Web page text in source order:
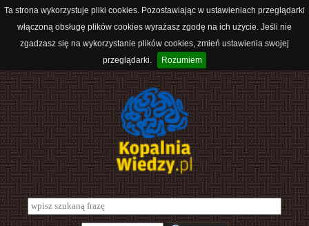
Ta strona wykorzystuje pliki cookies. Pozostawiając w ustawieniach przeglądarki
włączoną obsługę plików cookies wyrażasz zgodę na ich użycie. Jeśli nie
zgadzasz się na wykorzystanie plików cookies, zmień ustawienia swojej
przeglądarki.
Rozumiem